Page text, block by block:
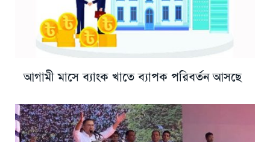
আগামী মাসে ব্যাংক খাতে ব্যাপক পরিবর্তন আসছে